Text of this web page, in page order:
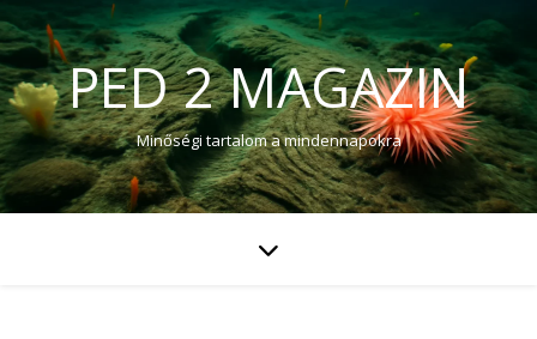
PED 2 MAGAZIN
Minőségi tartalom a mindennapokra